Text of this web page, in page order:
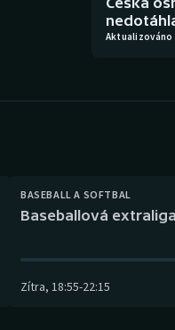
Aktualizováno
BASEBALL A SOFTBAL
Baseballová
Zítra, 18:55-22:15